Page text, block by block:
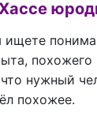
нужный
похожее.